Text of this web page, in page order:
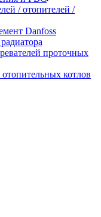
/ отопителей /
Danfoss
проточных
котлов